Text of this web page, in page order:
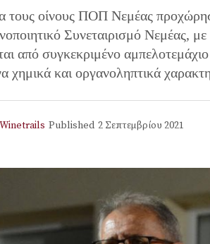
τους οίνους ΠΟΠ Νεμέας
Συνεταιρισμό Νεμέας, με
από συγκεκριμένο
χημικά και οργανοληπτικά
Winetrails Published 2 Σεπτεμβρίου 2021